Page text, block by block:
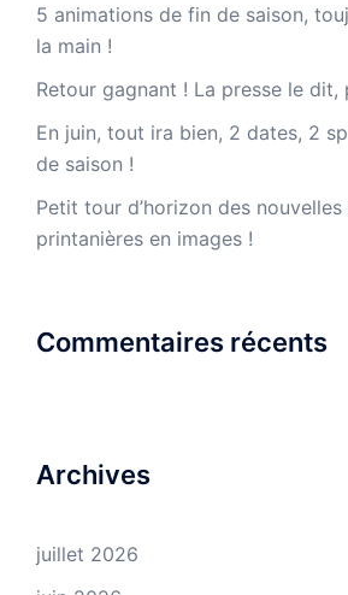
5 animations de fin de saison,
la main !
Retour gagnant ! La presse le dit,
En juin, tout ira bien, 2 dates, 2
de saison !
Petit tour d’horizon des
printanières en images !
Commentaires récents
Archives
juillet 2026